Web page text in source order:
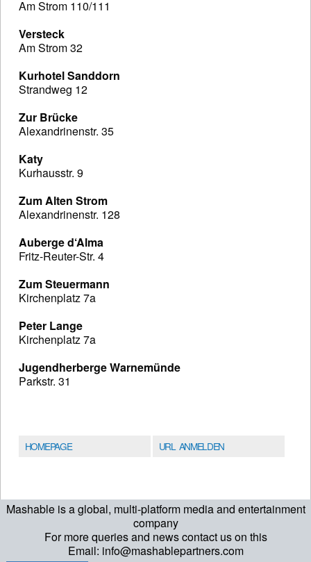
Mashable is a global, multi-platform media and entertainment
company
For more queries and news contact us on this
Email: info@mashablepartners.com
Am Strom 110/111
Versteck
Am Strom 32
Kurhotel Sanddorn
Strandweg 12
Zur Brücke
Alexandrinenstr. 35
Katy
Kurhausstr. 9
Zum Alten Strom
Alexandrinenstr. 128
Auberge d‘Alma
Fritz-Reuter-Str. 4
Zum Steuermann
Kirchenplatz 7a
Peter Lange
Kirchenplatz 7a
Jugendherberge Warnemünde
Parkstr. 31
HOMEPAGE URL ANMELDEN